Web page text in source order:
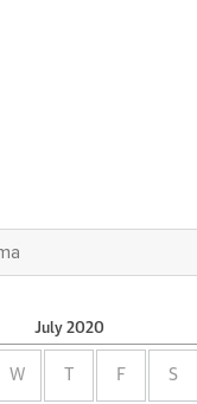
July 2020
W F S